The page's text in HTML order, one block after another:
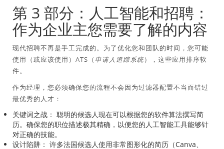
第 3 部分：人工智能和招聘：
作为企业主您需要了解的内容
现代招聘不再是手工完成的。为了优化您和团队的时间，您可能
使用（或应该使用）ATS（ 申请人追踪系统），这些应用排序软
件。
作为经理，您必须确保您的流程不会因为过滤器配置不当而错过
最优秀的人才：
关键词之战： 聪明的候选人现在可以根据您的软件算法撰写简
历。确保您的职位描述极其精确，以便您的人工智能工具能够针
对正确的技能。
设计陷阱： 许多法国候选人使用非常图形化的简历（Canva、